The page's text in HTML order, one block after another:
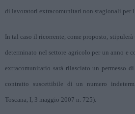
di lavoratori extracomunitari non stagionali per
In tal caso il ricorrente, come proposto,
determinato nel settore agricolo per un anno e
extracomunitario sarà rilasciato un permesso
contratto suscettibile di un numero
Toscana, I, 3 maggio 2007 n. 725).